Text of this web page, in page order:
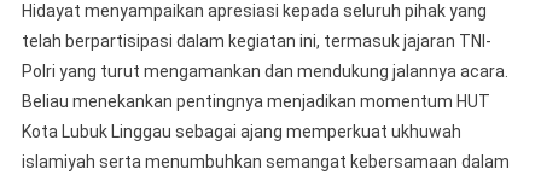
Hidayat menyampaikan apresiasi kepada seluruh pihak yang
telah berpartisipasi dalam kegiatan ini, termasuk jajaran TNI-
Polri yang turut mengamankan dan mendukung jalannya acara.
Beliau menekankan pentingnya menjadikan momentum HUT
Kota Lubuk Linggau sebagai ajang memperkuat ukhuwah
islamiyah serta menumbuhkan semangat kebersamaan dalam